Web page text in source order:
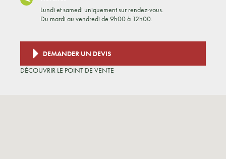
Lundi et samedi uniquement sur rendez-vous.
Du mardi au vendredi de 9h00 à 12h00.
DEMANDER UN DEVIS
DÉCOUVRIR LE POINT DE VENTE